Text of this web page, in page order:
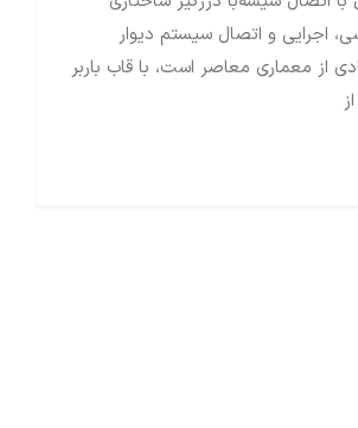
اجرایی و اتصال سیستم دیوار
از معماری معاصر است، با قاب باربر